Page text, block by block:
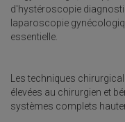
d'hystéroscopie
laparoscopie
essentielle.
Les techniques
élevées au chirurgien et
systèmes complets